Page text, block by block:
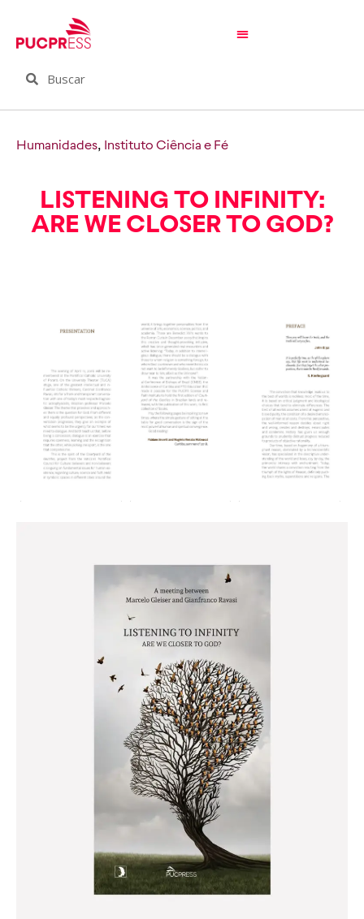
Humanidades Instituto Ciência e Fé
LISTENING TO INFINITY:
ARE WE CLOSER TO GOD?